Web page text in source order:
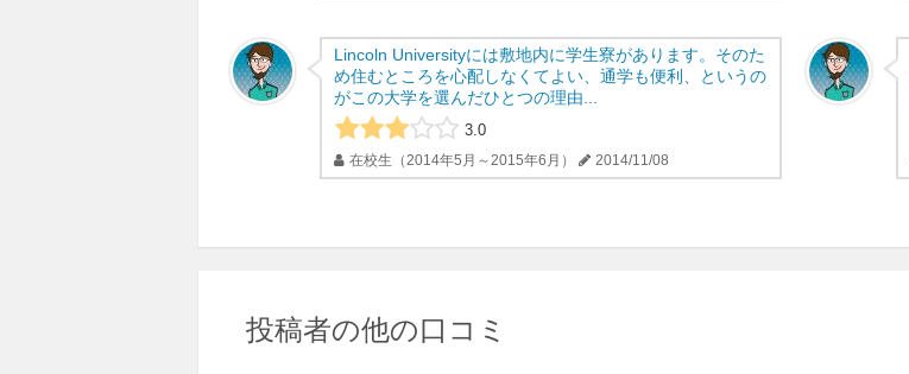
Lincoln Universityには敷地内に学生寮があります。そのた
め住むところを心配しなくてよい、通学も便利、というの
がこの大学を選んだひとつの理由...
3.0
在校生（2014年5月～2015年6月） 2014/11/08
投稿者の他の口コミ